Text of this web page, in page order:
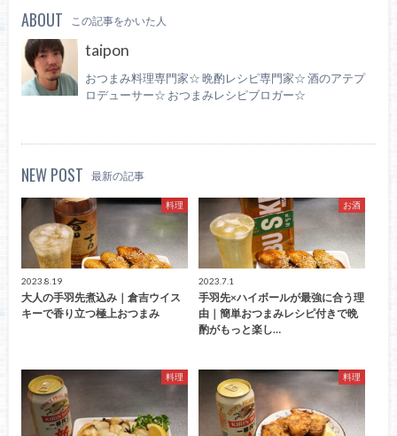
ABOUT この記事をかいた人
taipon
おつまみ料理専門家☆ 晩酌レシピ専門家☆ 酒のアテプ
ロデューサー☆ おつまみレシピブロガー☆
NEW POST 最新の記事
料理
2023.8.19
大人の手羽先煮込み｜倉吉ウイス
キーで香り立つ極上おつまみ
お酒
2023.7.1
手羽先×ハイボールが最強に合う理
由｜簡単おつまみレシピ付きで晩
酌がもっと楽し…
料理 料理